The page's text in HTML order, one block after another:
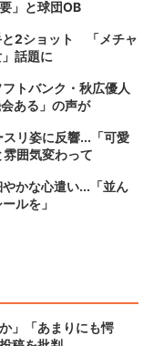
」と球団OB
と2ショット 「メチャ
話題に
トバンク・秋広優人
ある」の声が
リ姿に反響...「可愛
囲気変わって
かな心遣い...「並ん
ルを」
」「あまりにも愕